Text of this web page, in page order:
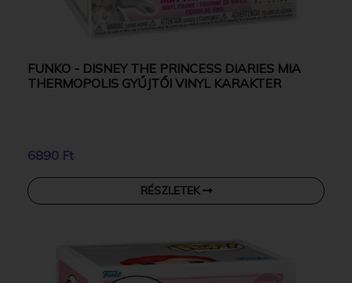
FUNKO - DISNEY THE PRINCESS DIARIES MIA
THERMOPOLIS GYŰJTŐI VINYL KARAKTER
6890 Ft
RÉSZLETEK